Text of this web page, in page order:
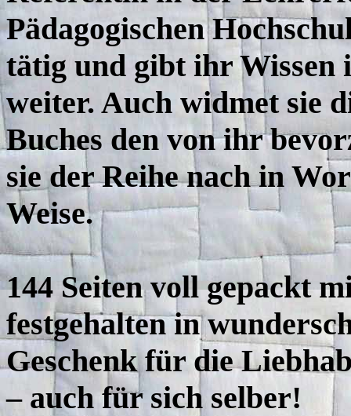
Pädagogischen
tätig und gibt ihr Wissen
weiter. Auch widmet sie
Buches den von ihr
sie der Reihe nach in
Weise.
144 Seiten voll gepackt
festgehalten in
Geschenk für die
– auch für sich selber!